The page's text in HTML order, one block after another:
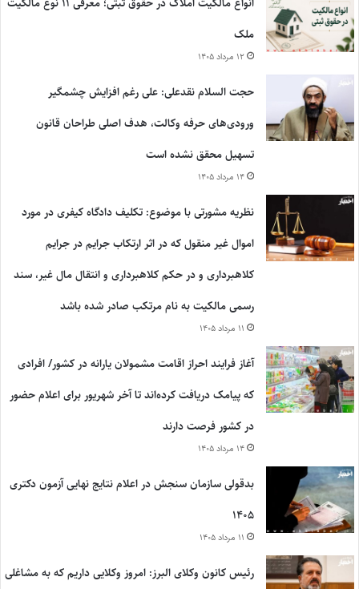
انواع مالکیت املاک در حقوق ثبتی؛ معرفی ۱۱ نوع مالکیت
ملک
۱۲ مرداد ۱۴۰۵
حجت السلام نقدعلی: علی رغم افزایش چشمگیر
ورودی‌های حرفه وکالت، هدف اصلی طراحان قانون
تسهیل محقق نشده است
۱۴ مرداد ۱۴۰۵
نظریه مشورتی با موضوع: تکلیف دادگاه کیفری در مورد
اموال غیر منقول که در اثر ارتکاب جرایم در جرایم
کلاهبرداری و در حکم کلاهبرداری و انتقال مال غیر، سند
رسمی مالکیت به نام مرتکب صادر شده باشد
۱۱ مرداد ۱۴۰۵
آغاز فرایند احراز اقامت مشمولان یارانه در کشور/ افرادی
که پیامک دریافت کرده‌اند تا آخر شهریور برای اعلام حضور
در کشور فرصت دارند
۱۴ مرداد ۱۴۰۵
بدقولی سازمان سنجش در اعلام نتایج نهایی آزمون دکتری
۱۴۰۵
۱۱ مرداد ۱۴۰۵
رئیس کانون وکلای البرز: امروز وکلایی داریم که به مشاغلی